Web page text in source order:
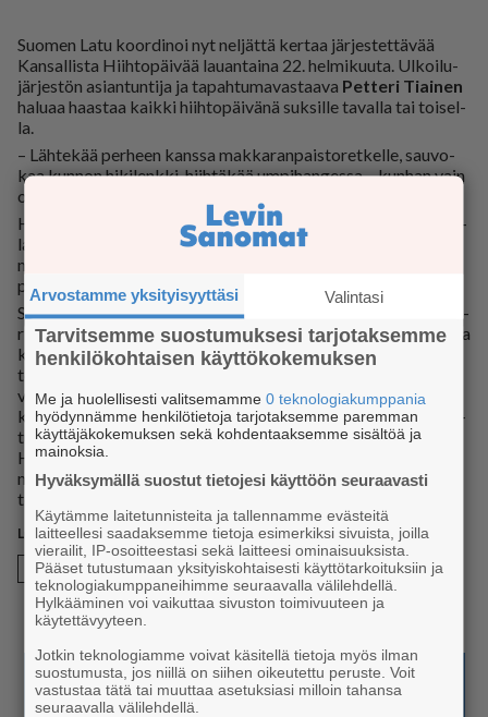
Suo­men Latu koor­di­noi nyt nel­jät­tä ker­taa jär­jes­tet­tä­vää
Kan­sal­lis­ta Hiih­to­päi­vää lau­an­tai­na 22. hel­mi­kuu­ta. Ul­koi­lu­
jär­jes­tön asi­an­tun­ti­ja ja ta­pah­tu­ma­vas­taa­va Pet­te­ri Ti­ai­nen
ha­lu­aa haas­taa kaik­ki hiih­to­päi­vä­nä suk­sil­le ta­val­la tai toi­sel­
la.
– Läh­te­kää per­heen kans­sa mak­ka­ran­pais­to­ret­kel­le, sau­vo­
kaa kun­non hi­ki­lenk­ki, hiih­tä­kää um­pi­han­ges­sa – kun­han vain
olet­te suk­sil­la ta­val­la tai toi­sel­la, Ti­ai­nen toi­vot­taa.
Hiih­to­päi­vä­nä eri puo­lil­la Suo­mea jär­jes­tet­tä­vil­lä ta­pah­tu­mil­
la on iso roo­li. Suo­men La­dun jä­se­nyh­dis­tyk­set ovat jo nyt il­
moit­ta­neet yli vii­des­tä­kym­me­nes­tä ti­lai­suu­des­ta, ja sii­hen
pääl­le tu­le­vat vie­lä hiih­to­jär­jes­tö­jen ta­pah­tu­mat.
Suo­men Latu on avan­nut verk­ko­si­vuil­le Hiih­to­ki­lo­met­ri­las­ku­
rin. Yh­dis­tys ha­lu­aa täl­lä haas­taa ih­mi­siä, kun­tia ja kau­pun­ke­ja
ki­saa­maan Suo­men hiih­tä­vin kun­ta -tit­te­lis­tä. Las­ku­ri suh­
teut­taa ki­lo­met­rit asu­kas­lu­kuun, jo­ten myös pie­net kun­nat
voi­vat hiih­tää tien­sä voit­toon rei­lul­la suk­sen­työn­nöl­lä. Kaik­
kien ki­lo­met­rit las­ku­riin syöt­tä­nei­den ja ar­von­taan il­moit­tau­
tu­nei­den kes­ken Suo­men Latu ar­poo pal­kin­to­ja. Kan­sal­li­sen
Hiih­to­päi­vän jäl­keen ul­koi­lu­jär­jes­tö myös pal­jas­taa, kuin­ka
mon­ta ki­lo­met­riä kaik­ki­aan hiih­det­tiin, ja mikä kun­ta vei voi­
ton.
Talvitapahtuma
Arvostamme yksityisyyttäsi Valintasi
Tarvitsemme suostumuksesi tarjotaksemme
henkilökohtaisen käyttökokemuksen
Me ja huolellisesti valitsemamme0 teknologiakumppania
hyödynnämme henkilötietoja tarjotaksemme paremman
käyttäjäkokemuksen sekä kohdentaaksemme sisältöä ja
mainoksia.
Hyväksymällä suostut tietojesi käyttöön seuraavasti
Käytämme laitetunnisteita ja tallennamme evästeitä
laitteellesi saadaksemme tietoja esimerkiksi sivuista, joilla
vierailit, IP-osoitteestasi sekä laitteesi ominaisuuksista.
Pääset tutustumaan yksityiskohtaisesti käyttötarkoituksiin ja
teknologiakumppaneihimme seuraavalla välilehdellä.
Hylkääminen voi vaikuttaa sivuston toimivuuteen ja
käytettävyyteen.
Jotkin teknologiamme voivat käsitellä tietoja myös ilman
suostumusta, jos niillä on siihen oikeutettu peruste. Voit
vastustaa tätä tai muuttaa asetuksiasi milloin tahansa
seuraavalla välilehdellä.